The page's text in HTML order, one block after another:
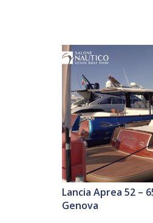
Lancia Aprea 52 –
Genova